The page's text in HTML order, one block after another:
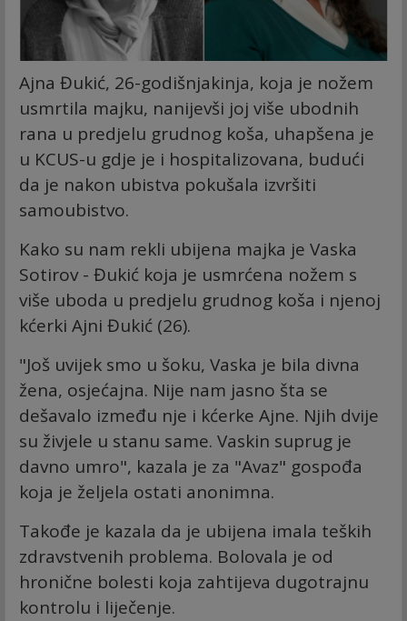
Ajna Đukić, 26-godišnjakinja, koja je nožem
usmrtila majku, nanijevši joj više ubodnih
rana u predjelu grudnog koša, uhapšena je
u KCUS-u gdje je i hospitalizovana, budući
da je nakon ubistva pokušala izvršiti
samoubistvo.
Kako su nam rekli ubijena majka je Vaska
Sotirov - Đukić koja je usmrćena nožem s
više uboda u predjelu grudnog koša i njenoj
kćerki Ajni Đukić (26).
"Još uvijek smo u šoku, Vaska je bila divna
žena, osjećajna. Nije nam jasno šta se
dešavalo između nje i kćerke Ajne. Njih dvije
su živjele u stanu same. Vaskin suprug je
davno umro", kazala je za "Avaz" gospođa
koja je željela ostati anonimna.
Takođe je kazala da je ubijena imala teških
zdravstvenih problema. Bolovala je od
hronične bolesti koja zahtijeva dugotrajnu
kontrolu i liječenje.